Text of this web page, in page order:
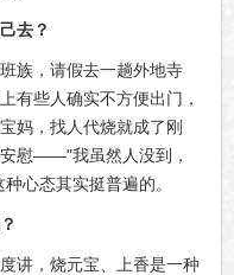
去？
族，请假去一趟外地寺
有些人确实不方便出门，
妈，找人代烧就成了刚
慰——"我虽然人没到，
心态其实挺普遍的。
讲，烧元宝、上香是一种